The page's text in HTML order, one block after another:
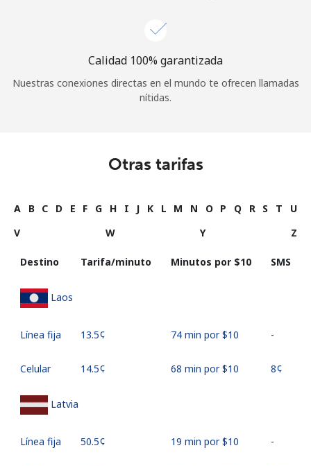
Calidad 100% garantizada
Nuestras conexiones directas en el mundo te ofrecen llamadas
nítidas.
Otras tarifas
A B C D E F G H I J K L M N O P Q R S T
U
V
W Y Z
Destino Tarifa/minuto Minutos por ⁦$10⁩ SMS
Laos
Línea fija ⁦13.5¢⁩ 74 min por ⁦$10⁩ -
Celular ⁦14.5¢⁩ 68 min por ⁦$10⁩ ⁦8¢⁩
Latvia
Línea fija ⁦50.5¢⁩ 19 min por ⁦$10⁩ -